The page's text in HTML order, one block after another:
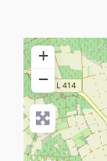
+
−